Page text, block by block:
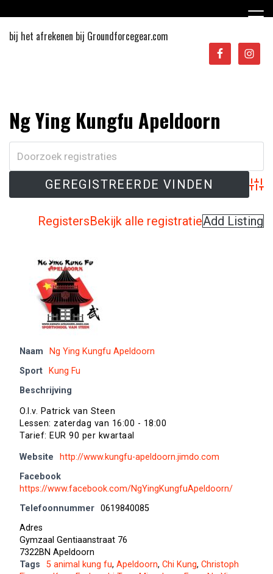
naar
inhoud
bij het afrekenen bij Groundforcegear.com
Sporten in Apeldoorn
Ng Ying Kungfu Apeldoorn
RegistersBekijk alle registratieAdd Listing
Naam
Ng Ying Kungfu Apeldoorn
Sport
Kung Fu
Beschrijving
O.l.v. Patrick van Steen
Lessen: zaterdag van 16:00 - 18:00
Tarief: EUR 90 per kwartaal
Website
http://www.kungfu-apeldoorn.jimdo.com
Facebook
https://www.facebook.com/NgYingKungfuApeldoorn/
Telefoonnummer 0619840085
Adres
Gymzaal Gentiaanstraat 76
7322BN Apeldoorn
Tags
5 animal kung fu, Apeldoorn, Chi Kung, Christoph